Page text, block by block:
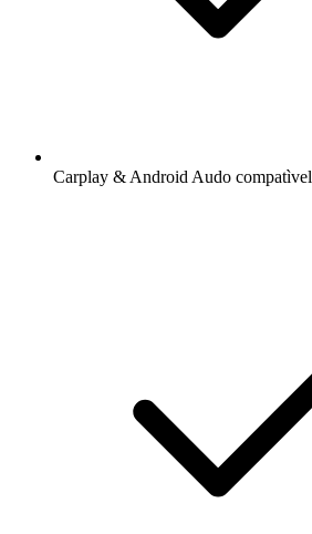
Carplay & Android Audo compatìvel